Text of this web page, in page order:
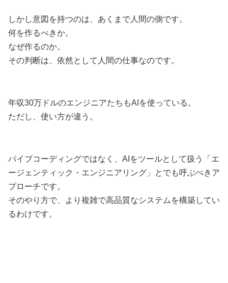
しかし意図を持つのは、あくまで人間の側です。
何を作るべきか。
なぜ作るのか。
その判断は、依然として人間の仕事なのです。
年収30万ドルのエンジニアたちもAIを使っている。
ただし、使い方が違う。
バイブコーディングではなく、AIをツールとして扱う「エ
ージェンティック・エンジニアリング」とでも呼ぶべきア
プローチです。
そのやり方で、より複雑で高品質なシステムを構築してい
るわけです。